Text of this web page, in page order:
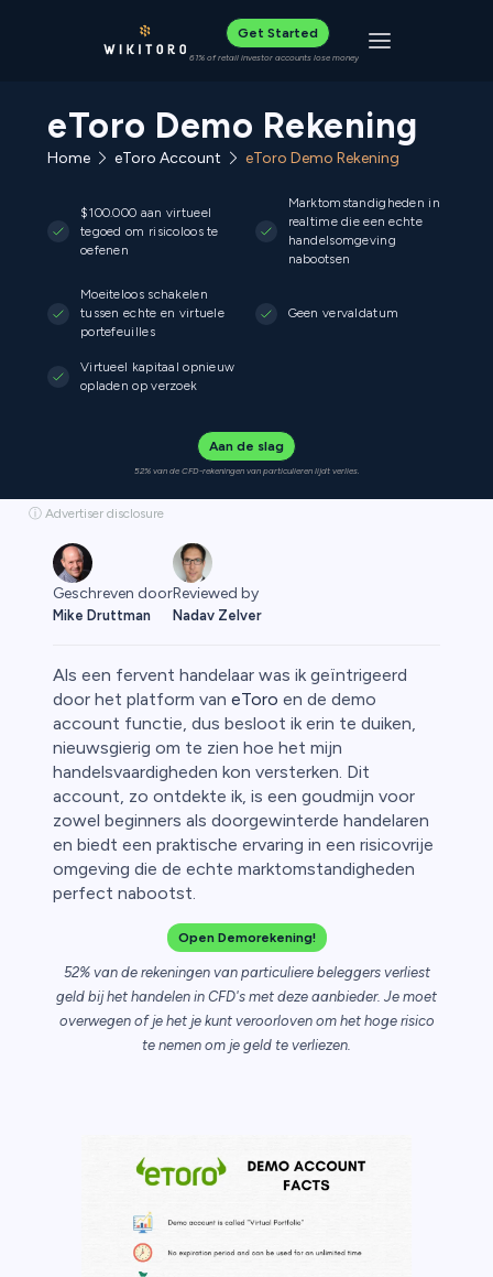
Get Started
61% of retail investor accounts lose money Toggle
eToro Demo Rekening
Home eToro Account eToro Demo Rekening
$100.000 aan virtueel
tegoed om risicoloos te
oefenen
Marktomstandigheden in
realtime die een echte
handelsomgeving
nabootsen
Moeiteloos schakelen
tussen echte en virtuele
portefeuilles
Geen vervaldatum
Virtueel kapitaal opnieuw
opladen op verzoek
Aan de slag
52% van de CFD-rekeningen van particulieren lijdt verlies.
ⓘ Advertiser disclosure
Geschreven door
Mike Druttman
Reviewed by
Nadav Zelver
Als een fervent handelaar was ik geïntrigeerd
door het platform van eToro en de demo
account functie, dus besloot ik erin te duiken,
nieuwsgierig om te zien hoe het mijn
handelsvaardigheden kon versterken. Dit
account, zo ontdekte ik, is een goudmijn voor
zowel beginners als doorgewinterde handelaren
en biedt een praktische ervaring in een risicovrije
omgeving die de echte marktomstandigheden
perfect nabootst.
Open Demorekening!
52% van de rekeningen van particuliere beleggers verliest
geld bij het handelen in CFD's met deze aanbieder. Je moet
overwegen of je het je kunt veroorloven om het hoge risico
te nemen om je geld te verliezen.